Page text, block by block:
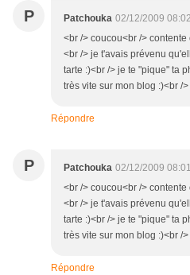
P Patchouka 02/12/2009 08:02
<br /> coucou<br />
<br /> je t'avais prévenu
tarte :)<br /> je te "pique" ta
très vite sur mon blog :)<br /
Répondre
P Patchouka 02/12/2009 08:01
<br /> coucou<br />
<br /> je t'avais prévenu
tarte :)<br /> je te "pique" ta
très vite sur mon blog :)<br /
Répondre